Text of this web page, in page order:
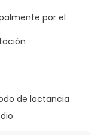
por el
de lactancia